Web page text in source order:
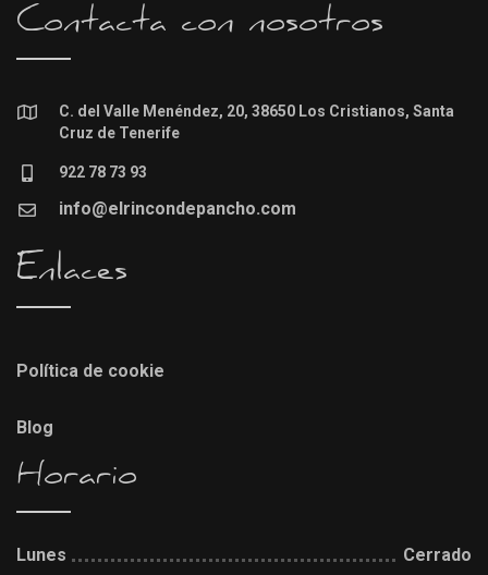
Contacta con nosotros
C. del Valle Menéndez, 20, 38650 Los Cristianos, Santa
Cruz de Tenerife
922 78 73 93
info@elrincondepancho.com
Enlaces
Política de cookie
Blog
Horario
Lunes
Cerrado